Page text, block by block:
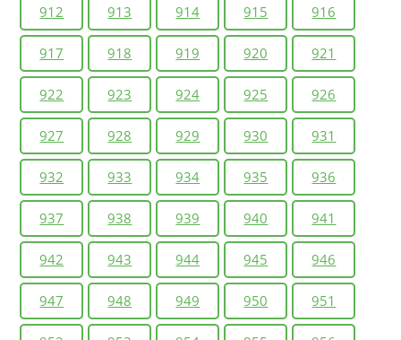
912 913 914 915 916
917 918 919 920 921
922 923 924 925 926
927 928 929 930 931
932 933 934 935 936
937 938 939 940 941
942 943 944 945 946
947 948 949 950 951